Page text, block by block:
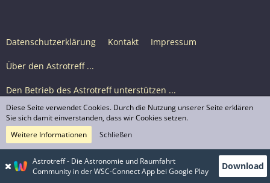
Datenschutzerklärung Kontakt Impressum
Über den Astrotreff ...
Den Betrieb des Astrotreff unterstützen ...
Nutzungsbedingungen
© Astrotreff 2001-2026, lizenziert unter CC BY-SA,
sofern für einzelne Inhalte nicht anders angegeben
Astrotreff - Die Astronomie und Raumfahrt
Community in der WSC-Connect App bei Google Play
Download
Diese Seite verwendet Cookies. Durch die Nutzung unserer Seite erklären
Sie sich damit einverstanden, dass wir Cookies setzen.
Weitere Informationen
Schließen